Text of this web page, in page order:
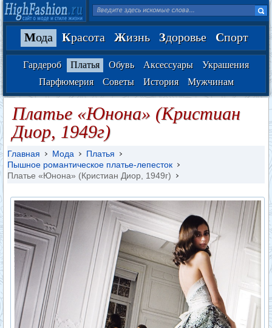
Мода Красота Жизнь Здоровье Спорт
Гардероб Платья Обувь Аксессуары
Украшения
Парфюмерия
Советы История Мужчинам
Платье «Юнона» (Кристиан
Диор, 1949г)
Главная Мода
Платья
Пышное романтическое платье-лепесток
Платье «Юнона» (Кристиан Диор, 1949г)